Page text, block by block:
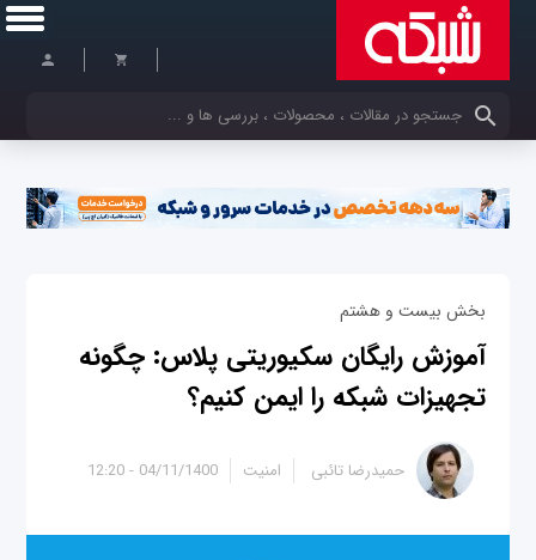
کلمات کلیدی خود را وارد کنید
بخش بیست و هشتم
آموزش رایگان سکیوریتی پلاس: چگونه
تجهیزات شبکه را ایمن کنیم؟
04/11/1400 - 12:20 حمیدرضا تائبی امنیت